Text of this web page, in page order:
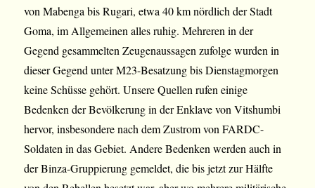
von Mabenga bis Rugari, etwa 40 km nördlich der Stadt
Goma, im Allgemeinen alles ruhig. Mehreren in der
Gegend gesammelten Zeugenaussagen zufolge wurden in
dieser Gegend unter M23-Besatzung bis Dienstagmorgen
keine Schüsse gehört. Unsere Quellen rufen einige
Bedenken der Bevölkerung in der Enklave von Vitshumbi
hervor, insbesondere nach dem Zustrom von FARDC-
Soldaten in das Gebiet. Andere Bedenken werden auch in
der Binza-Gruppierung gemeldet, die bis jetzt zur Hälfte